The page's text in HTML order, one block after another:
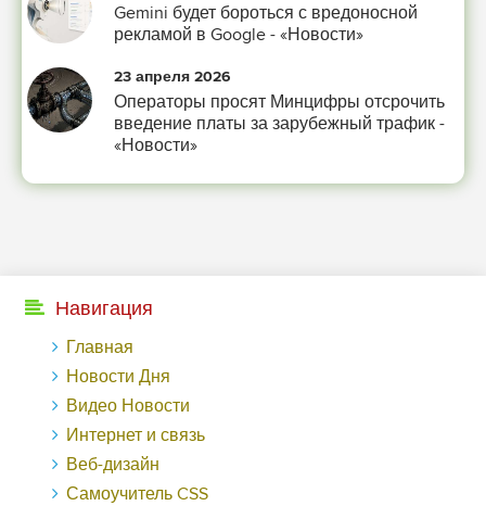
Gemini будет бороться с вредоносной
рекламой в Google - «Новости»
23 апреля 2026
Операторы просят Минцифры отсрочить
введение платы за зарубежный трафик -
«Новости»
Навигация
Главная
Новости Дня
Видео Новости
Интернет и связь
Веб-дизайн
Самоучитель CSS